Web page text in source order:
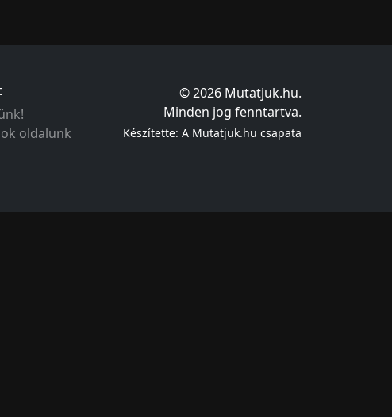
oldalunk
© 2026 Mutatjuk.hu.
Minden jog fenntartva.
Készítette: A Mutatjuk.hu csapata